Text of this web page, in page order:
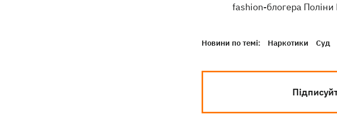
fashion-блогера Поліни
Новини по темі: Наркотики Суд